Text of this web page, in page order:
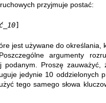
przyjmuje postać:
]
jest używane do określania,
argumenty
podanym. Proszę zauważyć,
jedynie 10 oddzielonych
tego samego słowa